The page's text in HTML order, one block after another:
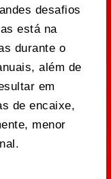
desafios
está na
durante o
além de
em
de encaixe,
menor